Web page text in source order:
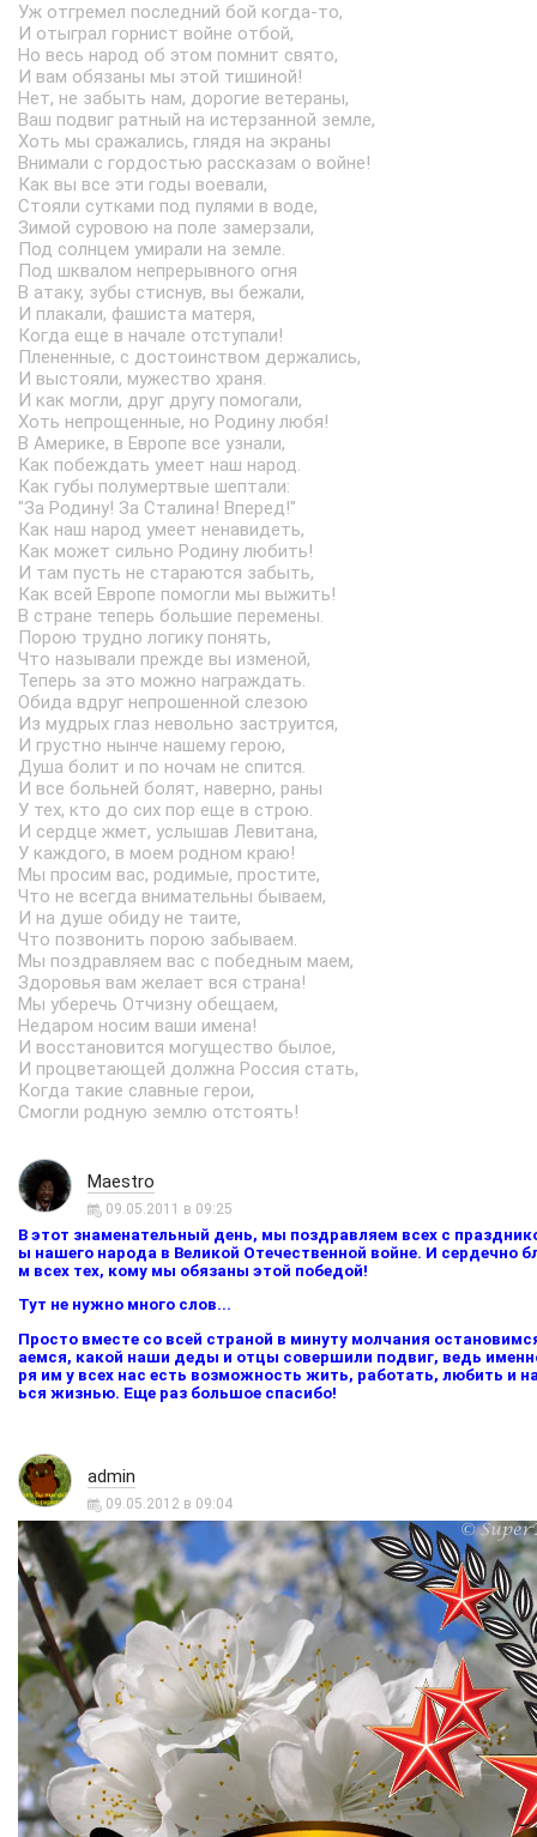
Уж отгремел последний бой когда-то,
И отыграл горнист войне отбой,
Но весь народ об этом помнит свято,
И вам обязаны мы этой тишиной!
Нет, не забыть нам, дорогие ветераны,
Ваш подвиг ратный на истерзанной земле,
Хоть мы сражались, глядя на экраны
Внимали с гордостью рассказам о войне!
Как вы все эти годы воевали,
Стояли сутками под пулями в воде,
Зимой суровою на поле замерзали,
Под солнцем умирали на земле.
Под шквалом непрерывного огня
В атаку, зубы стиснув, вы бежали,
И плакали, фашиста матеря,
Когда еще в начале отступали!
Плененные, с достоинством держались,
И выстояли, мужество храня.
И как могли, друг другу помогали,
Хоть непрощенные, но Родину любя!
В Америке, в Европе все узнали,
Как побеждать умеет наш народ.
Как губы полумертвые шептали:
"За Родину! За Сталина! Вперед!"
Как наш народ умеет ненавидеть,
Как может сильно Родину любить!
И там пусть не стараются забыть,
Как всей Европе помогли мы выжить!
В стране теперь большие перемены.
Порою трудно логику понять,
Что называли прежде вы изменой,
Теперь за это можно награждать.
Обида вдруг непрошенной слезою
Из мудрых глаз невольно заструится,
И грустно нынче нашему герою,
Душа болит и по ночам не спится.
И все больней болят, наверно, раны
У тех, кто до сих пор еще в строю.
И сердце жмет, услышав Левитана,
У каждого, в моем родном краю!
Мы просим вас, родимые, простите,
Что не всегда внимательны бываем,
И на душе обиду не таите,
Что позвонить порою забываем.
Мы поздравляем вас с победным маем,
Здоровья вам желает вся страна!
Мы уберечь Отчизну обещаем,
Недаром носим ваши имена!
И восстановится могущество былое,
И процветающей должна Россия стать,
Когда такие славные герои,
Смогли родную землю отстоять!
Maestro
09.05.2011 в 09:25
В этот знаменательный день, мы поздравляем всех с
ы нашего народа в Великой Отечественной войне. И сердечно
м всех тех, кому мы обязаны этой победой!
Тут не нужно много слов...
Просто вместе со всей страной в минуту молчания
аемся, какой наши деды и отцы совершили подвиг, ведь
ря им у всех нас есть возможность жить, работать, любить и
ься жизнью. Еще раз большое спасибо!
admin
09.05.2012 в 09:04